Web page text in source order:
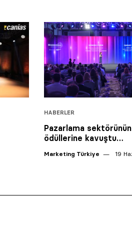
HABERLER
Pazarlama
ödüllerine kavuştu…
Marketing Türkiye 19